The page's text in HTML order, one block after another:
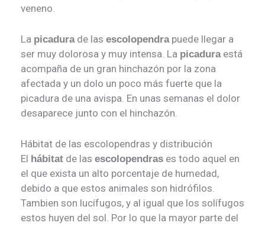
veneno.
La picadurade las escolopendrapuede llegar a
ser muy dolorosa y muy intensa. La picaduraestá
acompaña de un gran hinchazón por la zona
afectada y un dolo un poco más fuerte que la
picadura de una avispa. En unas semanas el dolor
desaparece junto con el hinchazón.
Hábitat de las escolopendras y distribución
El hábitat de las escolopendras es todo aquel en
el que exista un alto porcentaje de humedad,
debido a que estos animales son hidrófilos.
Tambien son lucífugos, y al igual que los solífugos
estos huyen del sol. Por lo que la mayor parte del